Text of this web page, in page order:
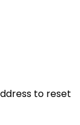
to reset